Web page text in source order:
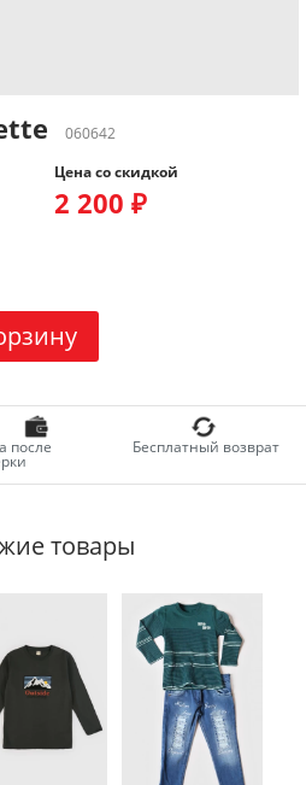
060642
Цена со скидкой
2 200 ₽
после Бесплатный возврат
товары